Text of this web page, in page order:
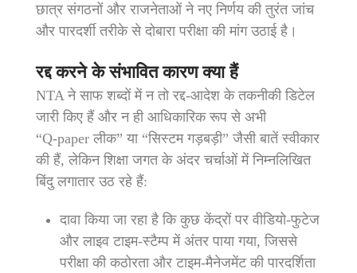
छात्र संगठनों और राजनेताओं ने नए निर्णय की तुरंत जांच
और पारदर्शी तरीके से दोबारा परीक्षा की मांग उठाई है।
रद्द करने के संभावित कारण क्या हैं
NTA ने साफ शब्दों में न तो रद्द‑आदेश के तकनीकी डिटेल
जारी किए हैं और न ही आधिकारिक रूप से अभी
“Q‑paper लीक” या “सिस्टम गड़बड़ी” जैसी बातें स्वीकार
की हैं, लेकिन शिक्षा जगत के अंदर चर्चाओं में निम्नलिखित
बिंदु लगातार उठ रहे हैं:
दावा किया जा रहा है कि कुछ केंद्रों पर वीडियो‑फुटेज
और लाइव टाइम‑स्टैम्प में अंतर पाया गया, जिससे
परीक्षा की कठोरता और टाइम‑मैनेजमेंट की पारदर्शिता